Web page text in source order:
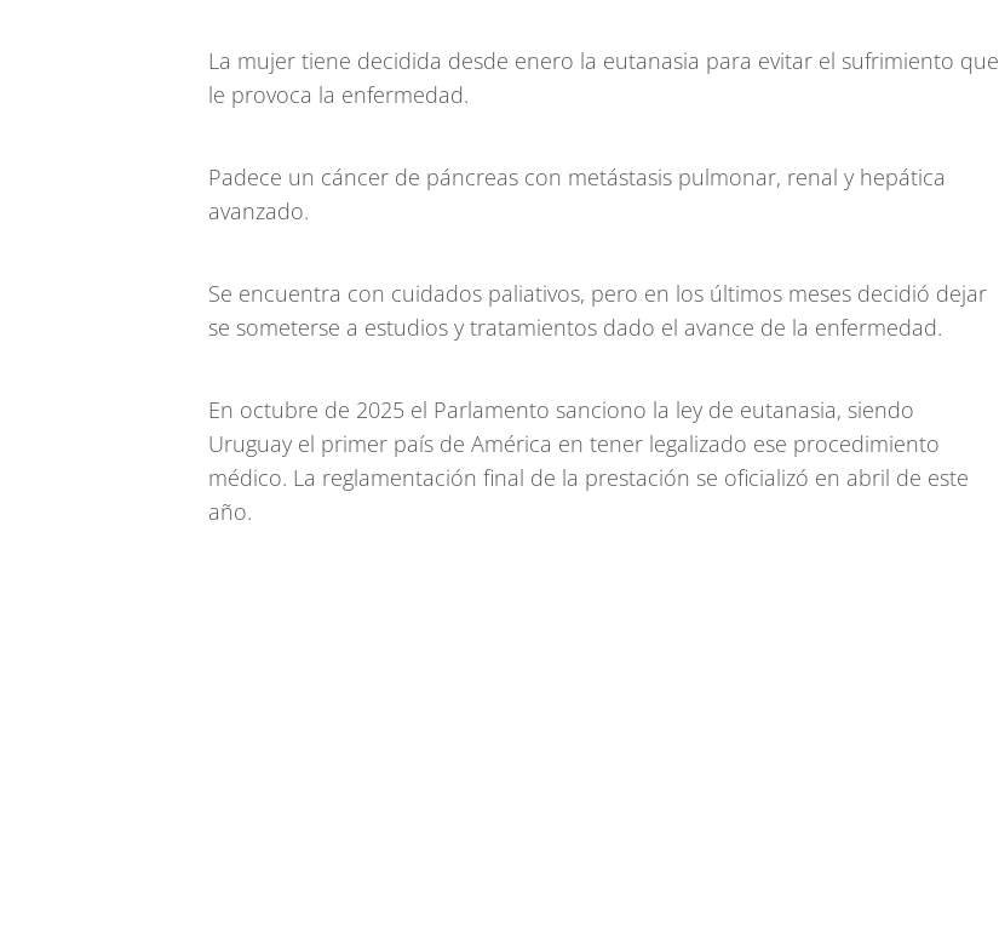
La mujer tiene decidida desde enero la eutanasia para evitar el sufrimiento que
le provoca la enfermedad.
Padece un cáncer de páncreas con metástasis pulmonar, renal y hepática
avanzado.
Se encuentra con cuidados paliativos, pero en los últimos meses decidió dejar
se someterse a estudios y tratamientos dado el avance de la enfermedad.
En octubre de 2025 el Parlamento sanciono la ley de eutanasia, siendo
Uruguay el primer país de América en tener legalizado ese procedimiento
médico. La reglamentación final de la prestación se oficializó en abril de este
año.